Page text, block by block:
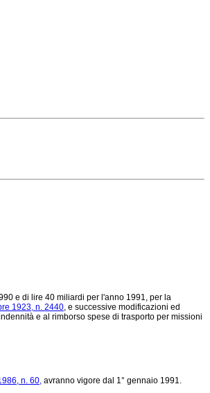
e di lire 40 miliardi per l'anno 1991, per la
1923, n. 2440, e successive modificazioni ed
e al rimborso spese di trasporto per missioni
n. 60, avranno vigore dal 1° gennaio 1991.